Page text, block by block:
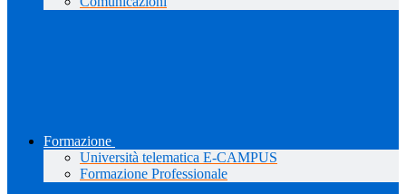
Formazione
Università telematica E-CAMPUS
Formazione Professionale